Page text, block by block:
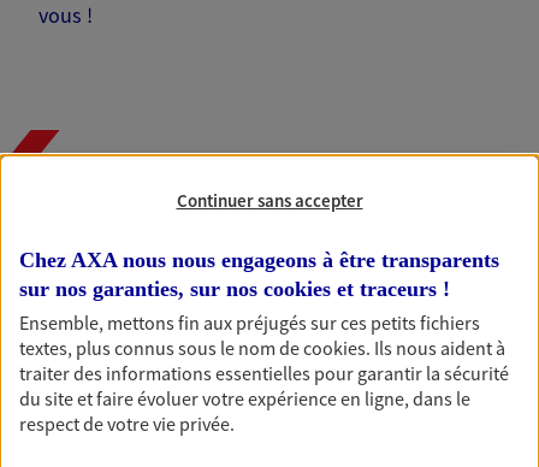
vous !
Épargne
Réalisez vos projets grâce à votre épargne : achat
immobilier, études des enfants ou voyage autour
du monde… Épargnez à votre rythme et
simplement, selon votre profil.
Découvrir les offres Épargne
Continuer sans accepter
Chez AXA nous nous engageons à être transparents
sur nos garanties, sur nos cookies et traceurs !
Ensemble, mettons fin aux préjugés sur ces petits fichiers
textes, plus connus sous le nom decookies. Ils nous aident à
traiter des informations essentielles pour garantir la sécurité
du site et faire évoluer votre expérience en ligne, dans le
respect de votre vie privée.